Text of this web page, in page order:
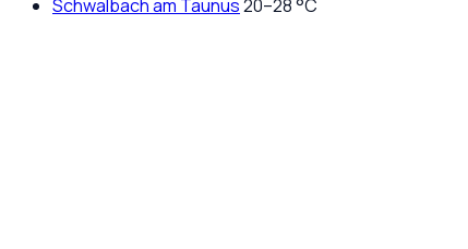
Schwalbach am Taunus20–28°C